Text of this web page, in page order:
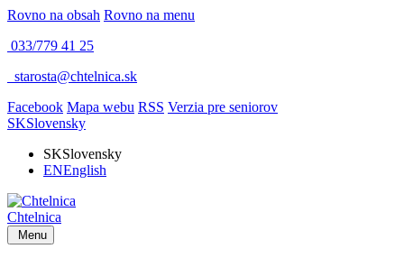
Rovno na obsah Rovno na menu
033/779 41 25
starosta@chtelnica.sk
Facebook Mapa webu RSS Verzia pre seniorov
SKSlovensky
SKSlovensky
ENEnglish
Chtelnica
Menu